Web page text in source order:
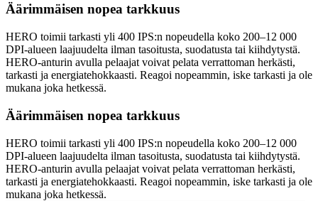
Äärimmäisen nopea tarkkuus
HERO toimii tarkasti yli 400 IPS:n nopeudella koko 200–12 000
DPI-alueen laajuudelta ilman tasoitusta, suodatusta tai kiihdytystä.
HERO-anturin avulla pelaajat voivat pelata verrattoman herkästi,
tarkasti ja energiatehokkaasti. Reagoi nopeammin, iske tarkasti ja ole
mukana joka hetkessä.
Äärimmäisen nopea tarkkuus
HERO toimii tarkasti yli 400 IPS:n nopeudella koko 200–12 000
DPI-alueen laajuudelta ilman tasoitusta, suodatusta tai kiihdytystä.
HERO-anturin avulla pelaajat voivat pelata verrattoman herkästi,
tarkasti ja energiatehokkaasti. Reagoi nopeammin, iske tarkasti ja ole
mukana joka hetkessä.